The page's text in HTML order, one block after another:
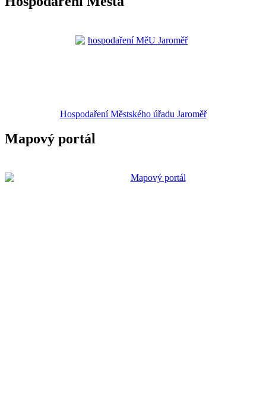
Hospodaření Městského úřadu Jaroměř
Mapový portál